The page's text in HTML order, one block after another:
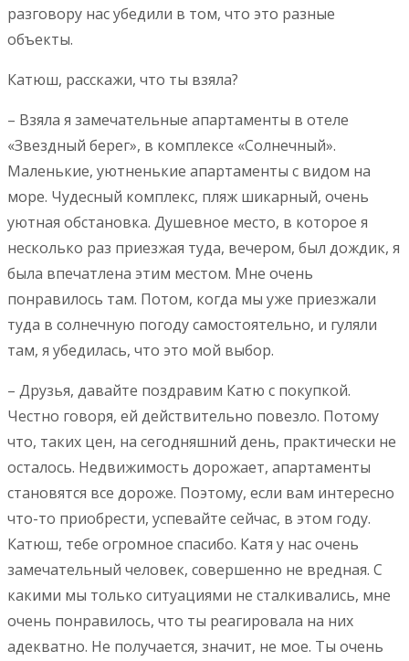
разговору нас убедили в том, что это разные
объекты.
Катюш, расскажи, что ты взяла?
– Взяла я замечательные апартаменты в отеле
«Звездный берег», в комплексе «Солнечный».
Маленькие, уютненькие апартаменты с видом на
море. Чудесный комплекс, пляж шикарный, очень
уютная обстановка. Душевное место, в которое я
несколько раз приезжая туда, вечером, был дождик, я
была впечатлена этим местом. Мне очень
понравилось там. Потом, когда мы уже приезжали
туда в солнечную погоду самостоятельно, и гуляли
там, я убедилась, что это мой выбор.
– Друзья, давайте поздравим Катю с покупкой.
Честно говоря, ей действительно повезло. Потому
что, таких цен, на сегодняшний день, практически не
осталось. Недвижимость дорожает, апартаменты
становятся все дороже. Поэтому, если вам интересно
что-то приобрести, успевайте сейчас, в этом году.
Катюш, тебе огромное спасибо. Катя у нас очень
замечательный человек, совершенно не вредная. С
какими мы только ситуациями не сталкивались, мне
очень понравилось, что ты реагировала на них
адекватно. Не получается, значит, не мое. Ты очень